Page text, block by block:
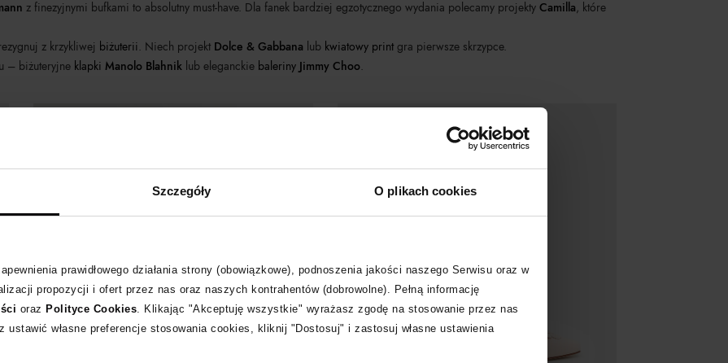
Szczegóły O plikach cookies
prawidłowego działania strony (obowiązkowe), podnoszenia jakości naszego Serwisu oraz w
propozycji i ofert przez nas oraz naszych kontrahentów (dobrowolne). Pełną informację
oraz Polityce Cookies. Klikając "Akceptuję wszystkie" wyrażasz zgodę na stosowanie przez nas
własne preferencje stosowania cookies, kliknij "Dostosuj" i zastosuj własne ustawienia
z finezyjnymi bufkami to absolutny must-have. Dla fanek bardziej egzotycznego wydania polecamy projekty Camilla, które
z krzykliwej biżuterii. Niech projekt Dolce & Gabbana lub kwiatowy print gra pierwsze skrzypce.
– biżuteryjne klapki Manolo Blahnik lub eleganckie baleriny Jimmy Choo.